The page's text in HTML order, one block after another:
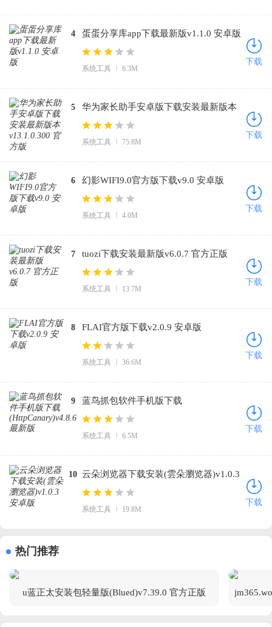
4 蛋蛋分享库app下载最新版v1.1.0 安卓版
系统工具 6.3M
下载
5
华为家长助手安卓版下载安装最新版本
v13.1.0.300 官方版
系统工具 75.8M
下载
6 幻影WIFI9.0官方版下载v9.0 安卓版
系统工具 4.0M
下载
7 tuozi下载安装最新版v6.0.7 官方正版
系统工具 13.7M
下载
8 FLAI官方版下载v2.0.9 安卓版
系统工具 36.6M
下载
9
蓝鸟抓包软件手机版下载
(HttpCanary)v4.8.6 最新版
系统工具 6.5M
下载
10 云朵浏览器下载安装(雲朵瀏览器)v1.0.3
安卓版
系统工具 19.8M
下载
热门推荐
u蓝正太安装包轻量版(Blued)v7.39.0 官方正版